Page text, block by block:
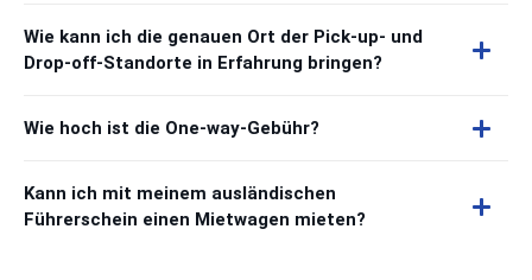
Wie kann ich die genauen Ort der Pick-up- und
Drop-off-Standorte in Erfahrung bringen?
Wie hoch ist die One-way-Gebühr?
Kann ich mit meinem ausländischen
Führerschein einen Mietwagen mieten?